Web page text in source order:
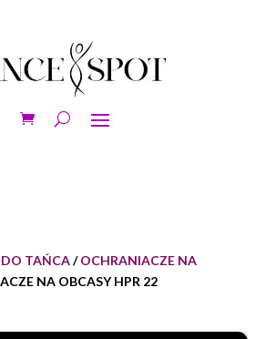
TAŃCA/OCHRANIACZE NA
NA OBCASY HPR 22